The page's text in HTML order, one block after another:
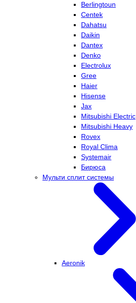
Berlingtoun
Centek
Dahatsu
Daikin
Dantex
Denko
Electrolux
Gree
Haier
Hisense
Jax
Mitsubishi Electric
Mitsubishi Heavy
Rovex
Royal Clima
Systemair
Бирюса
Мульти сплит системы
Aeronik